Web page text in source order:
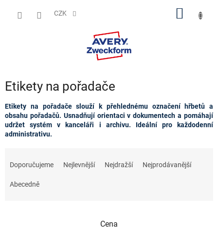
CZK
Etikety na pořadače
Etikety na pořadače slouží k přehlednému označení hřbetů a
obsahu pořadačů. Usnadňují orientaci v dokumentech a pomáhají
udržet systém v kanceláři i archivu. Ideální pro každodenní
administrativu.
Doporučujeme Nejlevnější Nejdražší Nejprodávanější
Abecedně
Cena